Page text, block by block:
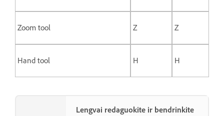
Zoom tool Z Z
Hand tool H H
Lengvai redaguokite ir bendrinkite